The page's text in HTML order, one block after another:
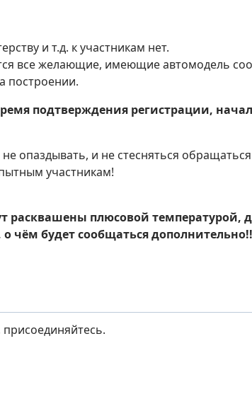
и т.д. к участникам нет.
все желающие, имеющие автомодель
построении.
подтверждения регистрации,
опаздывать, и не стесняться
участникам!
расквашены плюсовой температурой,
о чём будет сообщаться